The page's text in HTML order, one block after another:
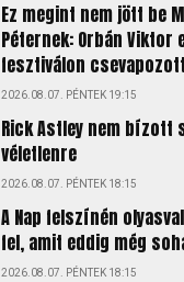
Ez megint nem jött be
Péternek: Orbán Viktor
fesztiválon csevapozott
2026.08.07. PÉNTEK 19:15
Rick Astley nem bízott
véletlenre
2026.08.07. PÉNTEK 18:15
A Nap felszínén
fel, amit eddig még
2026.08.07. PÉNTEK 18:15